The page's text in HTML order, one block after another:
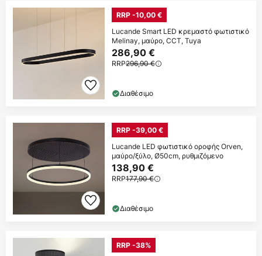
RRP -10,00 €
Lucande Smart LED κρεμαστό φωτιστικό
Melinay, μαύρο, CCT, Tuya
286,90 €
RRP296,90 €
Διαθέσιμο
RRP -39,00 €
Lucande LED φωτιστικό οροφής Orven,
μαύρο/ξύλο, Ø50cm, ρυθμιζόμενο
138,90 €
RRP177,90 €
Διαθέσιμο
RRP -38%